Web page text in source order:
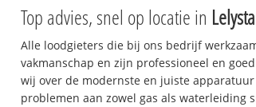
Top advies, snel op locatie in
Alle loodgieters die bij ons bedrijf
vakmanschap en zijn professioneel en
wij over de modernste en juiste
problemen aan zowel gas als waterleiding